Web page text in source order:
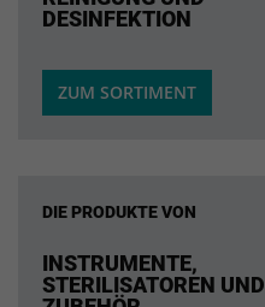
DESINFEKTION
ZUM SORTIMENT
DIE PRODUKTE VON
INSTRUMENTE,
STERILISATOREN UND